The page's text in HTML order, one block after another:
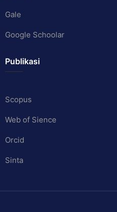
Gale
Google Schoolar
Publikasi
Scopus
Web of Sience
Orcid
Sinta